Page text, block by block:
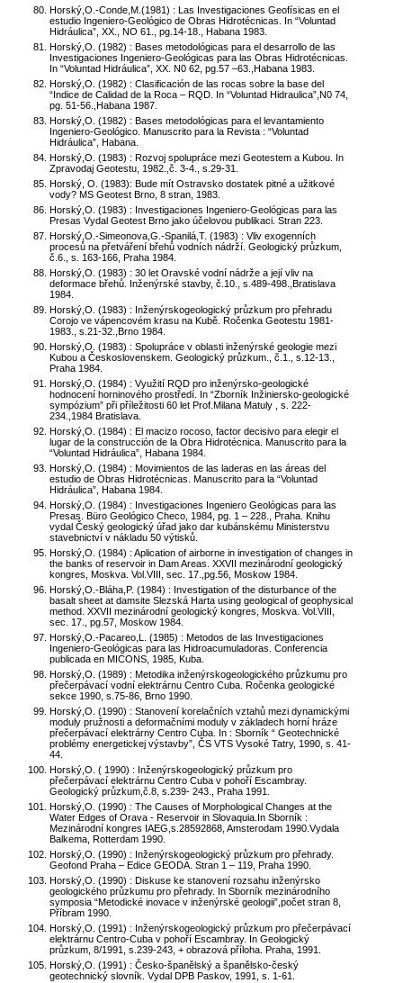
Horský,O.-Conde,M.(1981) : Las Investigaciones Geofísicas en el
estudio Ingeniero-Geológico de Obras Hidrotécnicas. In “Voluntad
Hidráulica”, XX., NO 61., pg.14-18., Habana 1983.
Horský,O. (1982) : Bases metodológicas para el desarrollo de las
Investigaciones Ingeniero-Geológicas para las Obras Hidrotécnicas.
In “Voluntad Hidráulica”, XX. N0 62, pg.57 –63.,Habana 1983.
Horský,O. (1982) : Clasificación de las rocas sobre la base del
“Indice de Calidad de la Roca – RQD. In “Voluntad Hidraulica”,N0 74,
pg. 51-56.,Habana 1987.
Horský,O. (1982) : Bases metodológicas para el levantamiento
Ingeniero-Geológico. Manuscrito para la Revista : “Voluntad
Hidráulica”, Habana.
Horský,O. (1983) : Rozvoj spolupráce mezi Geotestem a Kubou. In
Zpravodaj Geotestu, 1982.,č. 3-4., s.29-31.
Horský, O. (1983): Bude mít Ostravsko dostatek pitné a užitkové
vody? MS Geotest Brno, 8 stran, 1983.
Horský,O. (1983) : Investigaciones Ingeniero-Geológicas para las
Presas Vydal Geotest Brno jako účelovou publikaci. Stran 223.
Horský,O.-Simeonova,G.-Spanilá,T. (1983) : Vliv exogenních
procesů na přetváření břehů vodních nádrží. Geologický průzkum,
č.6., s. 163-166, Praha 1984.
Horský,O. (1983) : 30 let Oravské vodní nádrže a její vliv na
deformace břehů. Inženýrské stavby, č.10., s.489-498.,Bratislava
1984.
Horský,O. (1983) : Inženýrskogeologický průzkum pro přehradu
Corojo ve vápencovém krasu na Kubě. Ročenka Geotestu 1981-
1983., s.21-32.,Brno 1984.
Horský,O. (1983) : Spolupráce v oblasti inženýrské geologie mezi
Kubou a Československem. Geologický průzkum., č.1., s.12-13.,
Praha 1984.
Horský,O. (1984) : Využití RQD pro inženýrsko-geologické
hodnocení horninového prostředí. In “Zborník Inžiniersko-geologické
sympózium” při příležitosti 60 let Prof.Milana Matuly , s. 222-
234.,1984 Bratislava.
Horský,O. (1984) : El macizo rocoso, factor decisivo para elegir el
lugar de la construcción de la Obra Hidrotécnica. Manuscrito para la
“Voluntad Hidráulica”, Habana 1984.
Horský,O. (1984) : Movimientos de las laderas en las áreas del
estudio de Obras Hidrotécnicas. Manuscrito para la “Voluntad
Hidráulica”, Habana 1984.
Horský,O. (1984) : Investigaciones Ingeniero Geológicas para las
Presas. Büro Geológico Checo, 1984, pg. 1 – 228., Praha. Knihu
vydal Český geologický úřad jako dar kubánskému Ministerstvu
stavebnictví v nákladu 50 výtisků.
Horský,O. (1984) : Aplication of airborne in investigation of changes in
the banks of reservoir in Dam Areas. XXVII mezinárodní geologický
kongres, Moskva. Vol.VIII, sec. 17.,pg.56, Moskow 1984.
Horský,O.-Bláha,P. (1984) : Investigation of the disturbance of the
basalt sheet at damsite Slezská Harta using geological of geophysical
method. XXVII mezinárodní geologický kongres, Moskva. Vol.VIII,
sec. 17., pg.57, Moskow 1984.
Horský,O.-Pacareo,L. (1985) : Metodos de las Investigaciones
Ingeniero-Geológicas para las Hidroacumuladoras. Conferencia
publicada en MICONS, 1985, Kuba.
Horský,O. (1989) : Metodika inženýrskogeologického průzkumu pro
přečerpávací vodní elektrárnu Centro Cuba. Ročenka geologické
sekce 1990, s.75-86, Brno 1990.
Horský,O. (1990) : Stanovení korelačních vztahů mezi dynamickými
moduly pružnosti a deformačními moduly v základech horní hráze
přečerpávací elektrárny Centro Cuba. In : Sborník “ Geotechnické
problémy energetickej výstavby”, ČS VTS Vysoké Tatry, 1990, s. 41-
44.
Horský,O. ( 1990) : Inženýrskogeologický průzkum pro
přečerpávací elektrárnu Centro Cuba v pohoří Escambray.
Geologický průzkum,č.8, s.239- 243., Praha 1991.
Horský,O. (1990) : The Causes of Morphological Changes at the
Water Edges of Orava - Reservoir in Slovaquia.In Sborník :
Mezinárodní kongres IAEG,s.28592868, Amsterodam 1990.Vydala
Balkema, Rotterdam 1990.
Horský,O. (1990) : Inženýrskogeologický průzkum pro přehrady.
Geofond Praha – Edice GEODA. Stran 1 – 119, Praha 1990.
Horský,O. (1990) : Diskuse ke stanovení rozsahu inženýrsko
geologického průzkumu pro přehrady. In Sborník mezinárodního
symposia “Metodické inovace v inženýrské geologii”,počet stran 8,
Příbram 1990.
Horský,O. (1991) : Inženýrskogeologický průzkum pro přečerpávací
elektrárnu Centro-Cuba v pohoří Escambray. In Geologický
průzkum, 8/1991, s.239-243, + obrazová příloha. Praha, 1991.
Horský,O. (1991) : Česko-španělský a španělsko-český
geotechnický slovník. Vydal DPB Paskov, 1991, s. 1-61.